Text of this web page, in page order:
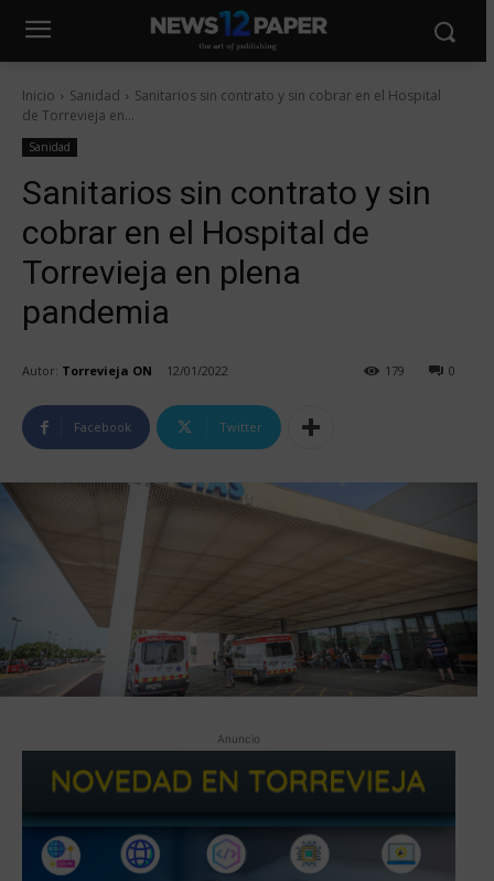
Inicio Sanidad
Sanitarios sin contrato y sin cobrar en el Hospital
de Torrevieja en...
Sanidad
Sanitarios sin contrato y sin
cobrar en el Hospital de
Torrevieja en plena
pandemia
Autor: Torrevieja ON 12/01/2022 0
179
Facebook Twitter
Anuncio